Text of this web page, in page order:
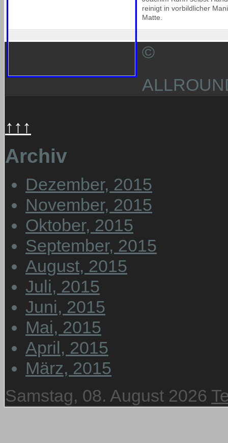
reinigt in vorbildlicher
Matte.
©
↑↑↑
Archiv
Dezember, 2015
November, 2015
Oktober, 2015
September, 2015
August, 2015
Juli, 2015
Juni, 2015
Mai, 2015
April, 2015
März, 2015
Samstag, 08. August 2026